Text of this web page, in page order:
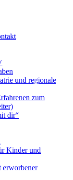
und regionale
zum
dir“
Kinder und
erworbener